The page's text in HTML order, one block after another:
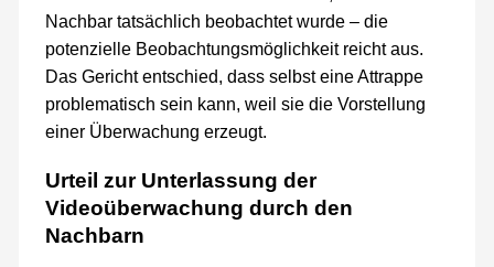
Nachbar tatsächlich beobachtet wurde – die
potenzielle Beobachtungsmöglichkeit reicht aus.
Das Gericht entschied, dass selbst eine Attrappe
problematisch sein kann, weil sie die Vorstellung
einer Überwachung erzeugt.
Urteil zur Unterlassung der
Videoüberwachung durch den
Nachbarn